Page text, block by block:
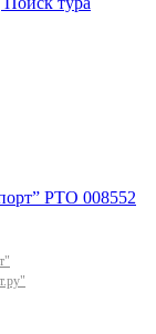
РТО 008552